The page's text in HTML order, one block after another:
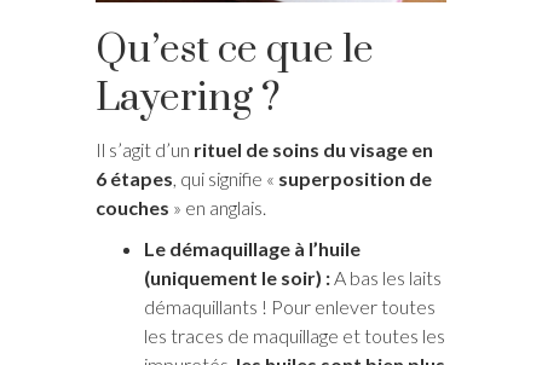
Qu’est ce que le
Layering ?
Il s’agit d’un rituel de soins du visage en
6 étapes , qui signifie « superposition de
couches » en anglais.
Le démaquillage à l’huile
(uniquement le soir) : A bas les laits
démaquillants ! Pour enlever toutes
les traces de maquillage et toutes les